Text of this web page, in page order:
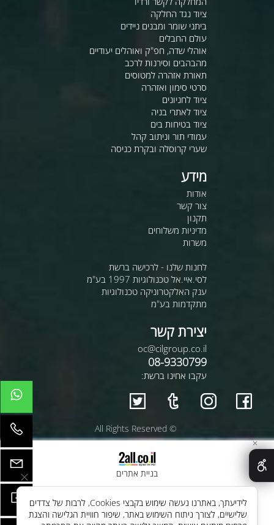
ציוד נגד החלקה
ביתני שומר ומבנים ניידים
עולם החבלים
אוהלי שדה, חפ"ק ואוהלים יעודיים
מהבהבים וסירנות לרכב
תאורת אזהרה למטוסים
סרטי סימון ואזהרה
ציוד לחניונים
ציוד לאתרי בניה
ציוד בטיחות בים
עמודי תור וניתוב קהל
שערי קרוסלה ובקרת כניסה
מידע
אודות
צור קשר
תקנון
מדיניות משלוחים
משרות
לחנות שלנו - לרכישה ברשת
לסי.איי.אל טכנולוגיות 1997 בע"מ
ענק האלקטרוניקה טכנולוגיות
מתקדמות בע"מ
יצירת קשר
oc@cilgroup.co.il
08-9330799
עקבו אחינו ברשת:
© All Rights Reserved
בניית אתרים
✕
לידיעתך, באתרנו נעשה שימוש בקבצי Cookies, לרבות של צדדים
שלישיים, לצורך ניתוח השימוש באתר, שיפור חוויית הגלישה והצגת